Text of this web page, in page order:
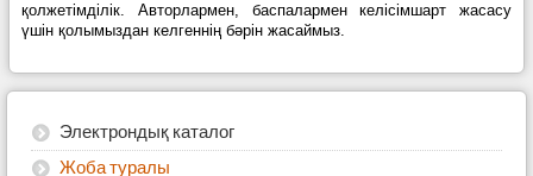
қолжетімділік. Авторлармен, баспалармен келісімшарт жасасу
үшін қолымыздан келгеннің бәрін жасаймыз.
Электрондық каталог
Жоба туралы